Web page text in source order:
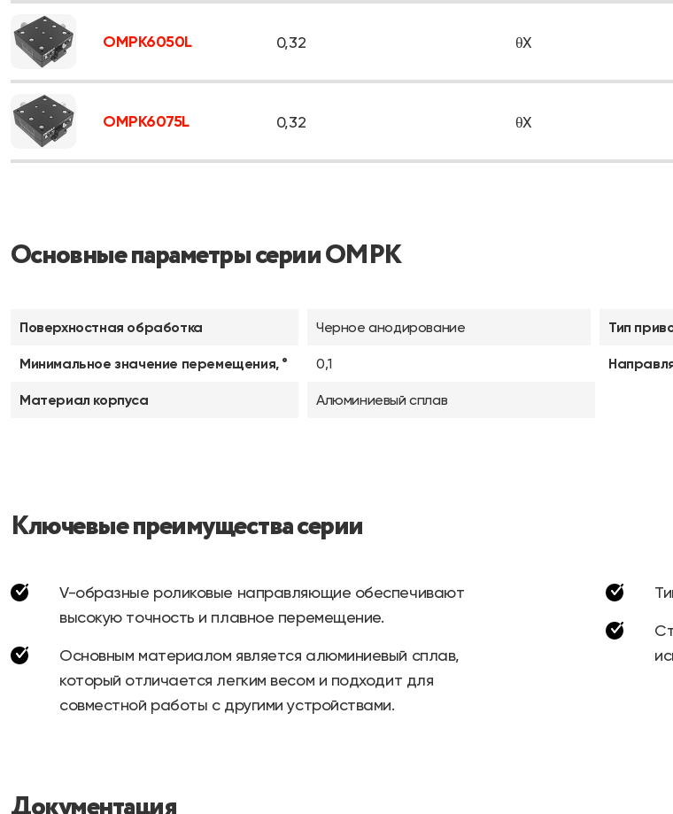
OMPK6050L
OMPK6075L
0,32
0,32
θX
θX
Основные параметры серии OMPK
Поверхностная обработка Черное анодирование Тип
Минимальное значение перемещения, ° 0,1
Материал корпуса Алюминиевый сплав
Ключевые преимущества серии
V-образные роликовые направляющие обеспечивают
высокую точность и плавное перемещение.
Основным материалом является алюминиевый сплав,
который отличается легким весом и подходит для
совместной работы с другими устройствами.